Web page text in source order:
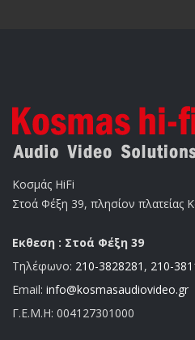
Κοσμάς HiFi
Στοά Φέξη 39, πλησίον πλατείας
Εκθεση : Στοά Φέξη 39
Τηλέφωνο: 210-3828281 , 210-
Email: info@kosmasaudiovideo.gr
Γ.Ε.Μ.Η: 004127301000